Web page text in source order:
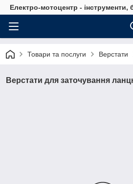
Електро-мотоцентр - інструменти,
Товари та послуги Верстати
Верстати для заточування